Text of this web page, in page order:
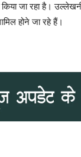
किया जा रहा है।
होने जा रहे हैं।